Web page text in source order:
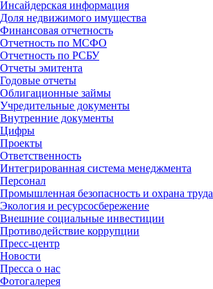
Инсайдерская информация
Доля недвижимого имущества
Финансовая отчетность
Отчетность по МСФО
Отчетность по РСБУ
Отчеты эмитента
Годовые отчеты
Облигационные займы
Учредительные документы
Внутренние документы
Цифры
Проекты
Ответственность
Интегрированная система менеджмента
Персонал
Промышленная безопасность и охрана труда
Экология и ресурсосбережение
Внешние социальные инвестиции
Противодействие коррупции
Пресс-центр
Новости
Пресса о нас
Фотогалерея